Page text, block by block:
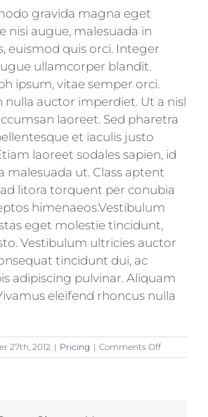
gravida magna eget
nisi augue, malesuada in
euismod quis orci. Integer
ullamcorper blandit.
ipsum, vitae semper orci.
nulla auctor imperdiet. Ut a nisl
laoreet. Sed pharetra
et iaculis justo
laoreet sodales sapien, id
malesuada ut. Class aptent
litora torquent per conubia
himenaeos.Vestibulum
eget molestie tincidunt,
Vestibulum ultricies auctor
tincidunt dui, ac
adipiscing pulvinar. Aliquam
eleifend rhoncus nulla
27th, 2012 | Pricing | Comments Offon
Curabitur